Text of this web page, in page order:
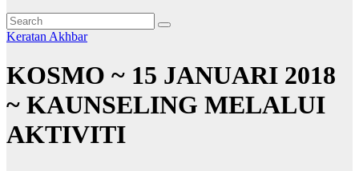
Keratan Akhbar
KOSMO ~ 15 JANUARI 2018
~ KAUNSELING MELALUI
AKTIVITI